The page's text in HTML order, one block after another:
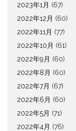
2023年1月 (67)
2022年12月 (60)
2022年11月 (77)
2022年10月 (61)
2022年9月 (60)
2022年8月 (60)
2022年7月 (67)
2022年6月 (60)
2022年5月 (71)
2022年4月 (76)